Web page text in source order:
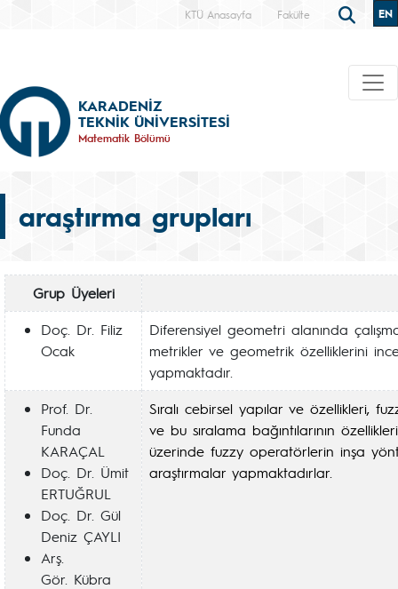
KTÜ Anasayfa Fakülte EN
KARADENİZ
TEKNİK ÜNİVERSİTESİ
Matematik Bölümü
araştırma grupları
Grup Üyeleri
Doç. Dr. Filiz
Ocak
Diferensiyel geometri alanında
metrikler ve geometrik özelliklerini
yapmaktadır.
Prof. Dr.
Funda
KARAÇAL
Doç. Dr. Ümit
ERTUĞRUL
Doç. Dr. Gül
Deniz ÇAYLI
Arş.
Gör. Kübra
Sıralı cebirsel yapılar ve özellikleri,
ve bu sıralama bağıntılarının
üzerinde fuzzy operatörlerin inşa
araştırmalar yapmaktadırlar.